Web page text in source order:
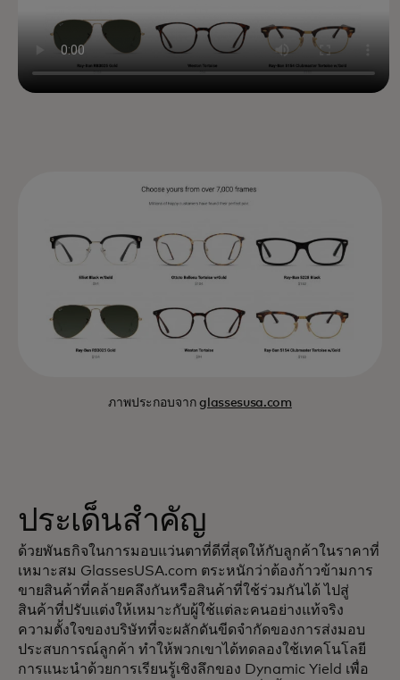
ภาพประกอบจากglassesusa.com
ประเด็นสำคัญ
ด้วยพันธกิจในการมอบแว่นตาที่ดีที่สุดให้กับลูกค้าในราคาที่
เหมาะสม GlassesUSA.com ตระหนักว่าต้องก้าวข้ามการ
ขายสินค้าที่คล้ายคลึงกันหรือสินค้าที่ใช้ร่วมกันได้ ไปสู่
สินค้าที่ปรับแต่งให้เหมาะกับผู้ใช้แต่ละคนอย่างแท้จริง
ความตั้งใจของบริษัทที่จะผลักดันขีดจำกัดของการส่งมอบ
ประสบการณ์ลูกค้า ทำให้พวกเขาได้ทดลองใช้เทคโนโลยี
การแนะนำด้วยการเรียนรู้เชิงลึกของ Dynamic Yield เพื่อ